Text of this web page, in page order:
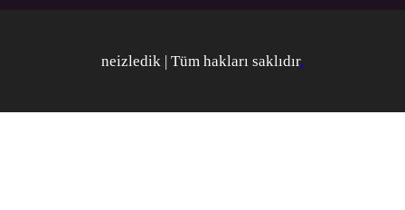
neizledik | Tüm hakları saklıdır.